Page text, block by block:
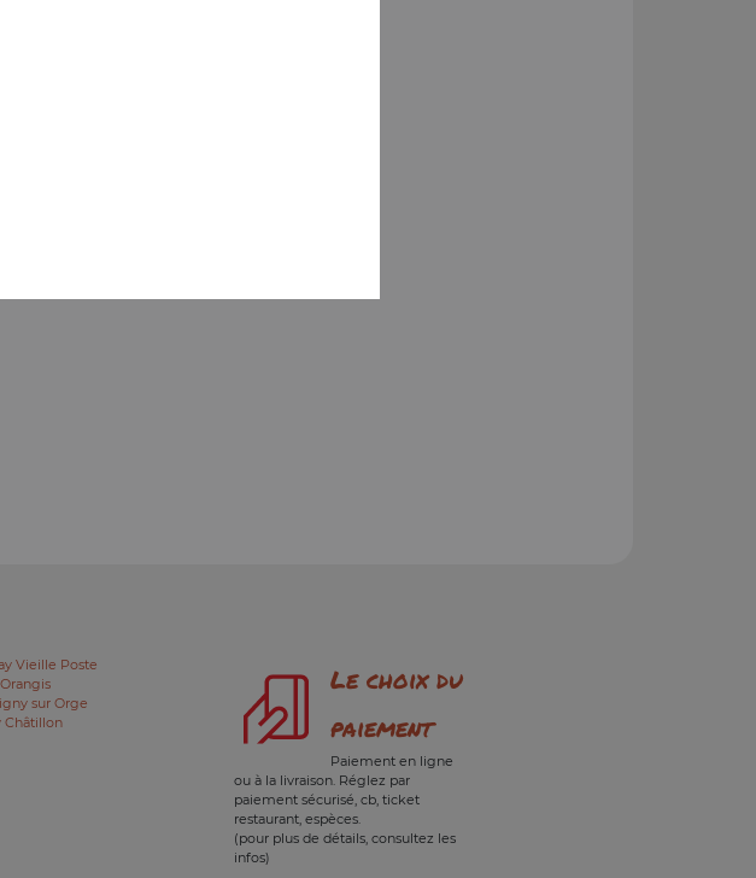
Vieille Poste
sur Orge
Châtillon
Le choix du
paiement
Paiement en ligne
ou à la livraison. Réglez par
paiement sécurisé, cb, ticket
restaurant, espèces.
(pour plus de détails, consultez les
infos)